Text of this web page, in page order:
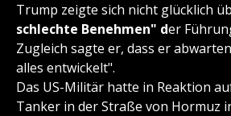
Trump zeigte sich nicht glücklich
schlechte Benehmen" der
Zugleich sagte er, dass er
alles entwickelt".
Das US-Militär hatte in Reaktion
Tanker in der Straße von Hormuz